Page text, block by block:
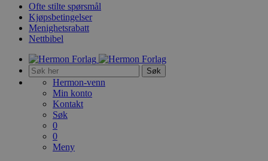
Ofte stilte spørsmål
Kjøpsbetingelser
Menighetsrabatt
Nettbibel
Søk
Hermon-venn
Min konto
Kontakt
Søk
0
0
Meny